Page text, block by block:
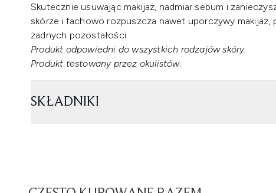
Skutecznie usuwając makijaż, nadmiar sebum i
skórze i fachowo rozpuszcza nawet uporczywy makijaż,
żadnych pozostałości.
Produkt odpowiedni do wszystkich rodzajów skóry.
Produkt testowany przez okulistów.
SKŁADNIKI